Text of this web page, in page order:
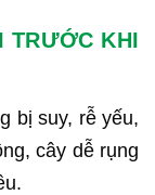
TRƯỚC KHI
bị suy, rễ yếu,
cây dễ rụng